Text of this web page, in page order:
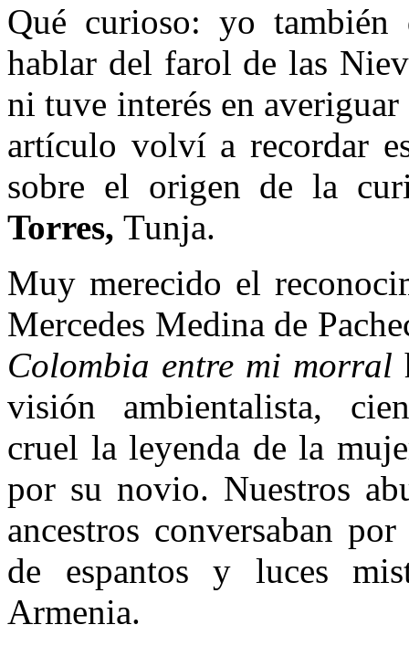
Qué curioso: yo también
hablar del farol de las
ni tuve interés en
artículo volví a recordar
sobre el origen de la
Torres, Tunja.
Muy merecido el
Mercedes Medina de
Colombia entre mi morral
visión ambientalista,
cruel la leyenda de la
por su novio. Nuestros
ancestros conversaban
de espantos y luces
Armenia.